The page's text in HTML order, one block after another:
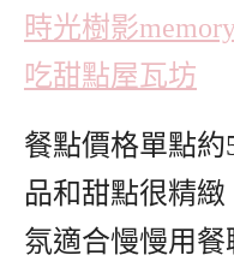
時光樹影
吃甜點屋瓦坊
餐點價格單點約
品和甜點很精
氛適合慢慢用